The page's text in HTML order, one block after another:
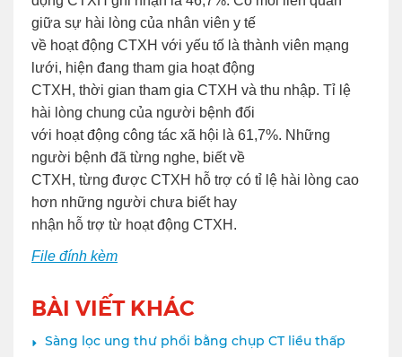
giữa sự hài lòng của nhân viên y tế
về hoạt động CTXH với yếu tố là thành viên mạng
lưới, hiện đang tham gia hoạt động
CTXH, thời gian tham gia CTXH và thu nhập. Tỉ lệ
hài lòng chung của người bệnh đối
với hoạt động công tác xã hội là 61,7%. Những
người bệnh đã từng nghe, biết về
CTXH, từng được CTXH hỗ trợ có tỉ lệ hài lòng cao
hơn những người chưa biết hay
nhận hỗ trợ từ hoạt động CTXH.
File đính kèm
BÀI VIẾT KHÁC
Sàng lọc ung thư phổi bằng chụp CT liều thấp